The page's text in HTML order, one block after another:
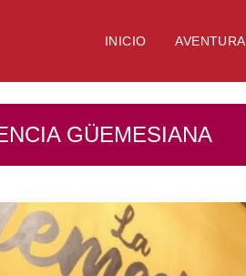
INICIO AVENTURA
GÜEMESIANA